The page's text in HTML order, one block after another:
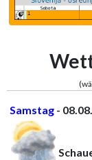
Samstag-